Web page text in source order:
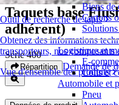
Outil de recherche de tapis
Obtenez des informations
transporteurs, nos composants
Vue d'ensemble des produits
Biens de
Cartons
Logistique et
E-
Colis et
Automobile et
Pneu
Taquets base
adhérent)
Série 400
Répartition Demande de